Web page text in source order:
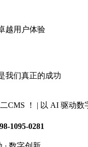
越用户体验
我们真正的成功
CMS ！ | 以 AI 驱动数
1095-0281